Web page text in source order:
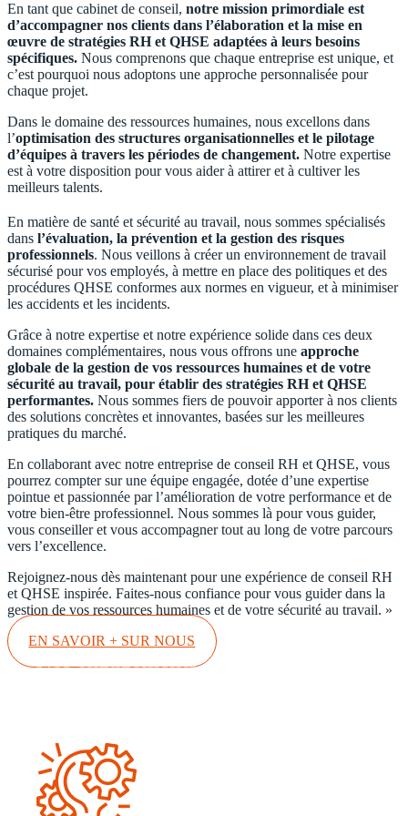
En tant que cabinet de conseil, notre mission primordiale est
d’accompagner nos clients dans l’élaboration et la mise en
œuvre de stratégies RH et QHSE adaptées à leurs besoins
spécifiques. Nous comprenons que chaque entreprise est unique, et
c’est pourquoi nous adoptons une approche personnalisée pour
chaque projet.
Dans le domaine des ressources humaines, nous excellons dans
l’optimisation des structures organisationnelles et le pilotage
d’équipes à travers les périodes de changement. Notre expertise
est à votre disposition pour vous aider à attirer et à cultiver les
meilleurs talents.
En matière de santé et sécurité au travail, nous sommes spécialisés
dans l’évaluation, la prévention et la gestion des risques
professionnels. Nous veillons à créer un environnement de travail
sécurisé pour vos employés, à mettre en place des politiques et des
procédures QHSE conformes aux normes en vigueur, et à minimiser
les accidents et les incidents.
Grâce à notre expertise et notre expérience solide dans ces deux
domaines complémentaires, nous vous offrons une approche
globale de la gestion de vos ressources humaines et de votre
sécurité au travail, pour établir des stratégies RH et QHSE
performantes. Nous sommes fiers de pouvoir apporter à nos clients
des solutions concrètes et innovantes, basées sur les meilleures
pratiques du marché.
En collaborant avec notre entreprise de conseil RH et QHSE, vous
pourrez compter sur une équipe engagée, dotée d’une expertise
pointue et passionnée par l’amélioration de votre performance et de
votre bien-être professionnel. Nous sommes là pour vous guider,
vous conseiller et vous accompagner tout au long de votre parcours
vers l’excellence.
Rejoignez-nous dès maintenant pour une expérience de conseil RH
et QHSE inspirée. Faites-nous confiance pour vous guider dans la
gestion de vos ressources humaines et de votre sécurité au travail. »
EN SAVOIR + SUR NOUS
Nos engagements